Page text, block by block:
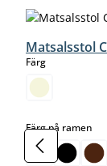
Matsalsstol
Färgselect
Färg på ramen